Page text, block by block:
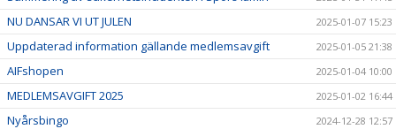
NU DANSAR VI UT JULEN 2025-01-07 15:23
Uppdaterad information gällande medlemsavgift 2025-01-05 21:38
AIFshopen 2025-01-04 10:00
MEDLEMSAVGIFT 2025 2025-01-02 16:44
Nyårsbingo 2024-12-28 12:57